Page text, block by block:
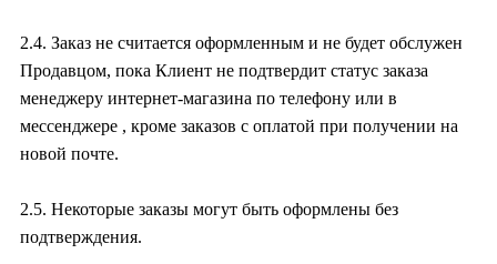
2.4. Заказ не считается оформленным и не будет обслужен
Продавцом, пока Клиент не подтвердит статус заказа
менеджеру интернет-магазина по телефону или в
мессенджере , кроме заказов с оплатой при получении на
новой почте.
2.5. Некоторые заказы могут быть оформлены без
подтверждения.